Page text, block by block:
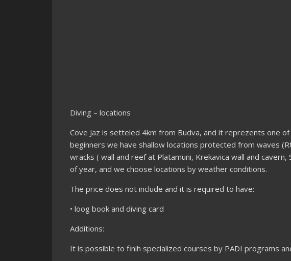
Diving – locations
Cove Jaz is setteled 4km from Budva, and it reprezents one
beginners we have shallow locations protected from waves
wracks ( wall and reef at Platamuni, Krekavica wall and
of year, and we choose locations by weather conditions.
The price does not include and it is required to have:
• loog book and diving card
Additions:
It is possible to finih specialized courses by PADI programs